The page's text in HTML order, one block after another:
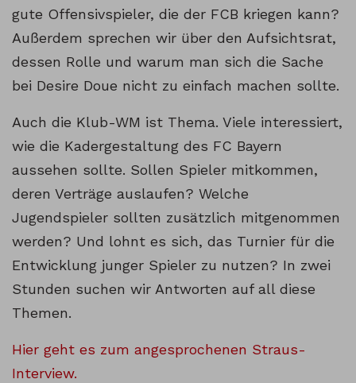
gute Offensivspieler, die der FCB kriegen kann?
Außerdem sprechen wir über den Aufsichtsrat,
dessen Rolle und warum man sich die Sache
bei Desire Doue nicht zu einfach machen sollte.
Auch die Klub-WM ist Thema. Viele interessiert,
wie die Kadergestaltung des FC Bayern
aussehen sollte. Sollen Spieler mitkommen,
deren Verträge auslaufen? Welche
Jugendspieler sollten zusätzlich mitgenommen
werden? Und lohnt es sich, das Turnier für die
Entwicklung junger Spieler zu nutzen? In zwei
Stunden suchen wir Antworten auf all diese
Themen.
Hier geht es zum angesprochenen Straus-
Interview.